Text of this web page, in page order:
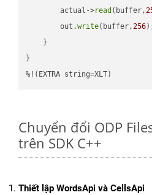
        actual->
read (buffer,
        out.
write(buffer,256
    }
}
%!(EXTRA string=XLT)
Chuyển đổi ODP
trên SDK C++
Thiết lập WordsApi và CellsApi